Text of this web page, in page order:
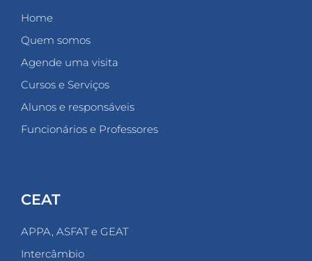
Home
Quem somos
Agende uma visita
Cursos e Serviços
Alunos e responsáveis
Funcionários e Professores
CEAT
APPA, ASFAT e GEAT
Intercâmbio